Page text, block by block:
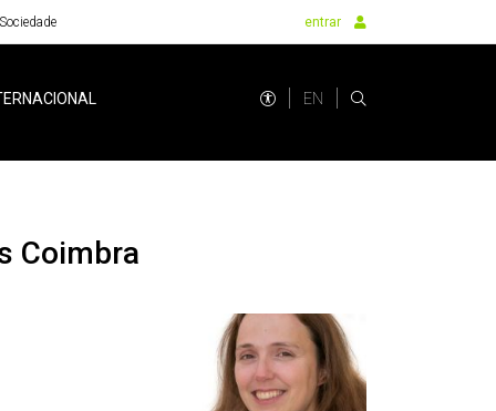
Sociedade entrar
EN
Coimbra